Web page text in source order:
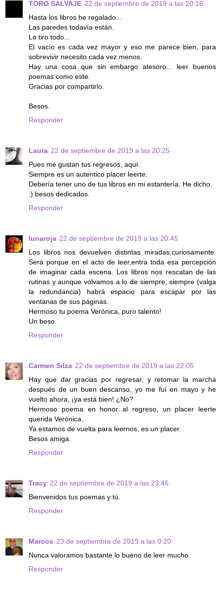
TORO SALVAJE 22 de septiembre de 2019 a las 20:16
Hasta los libros he regalado...
Las paredes todavía están.
Lo tiro todo...
El vacío es cada vez mayor y eso me parece bien, para
sobrevivir necesito cada vez menos.
Hay una cosa que sin embargo atesoro... leer buenos
poemas como este.
Gracias por compartirlo.
Besos.
Responder
Laura 22 de septiembre de 2019 a las 20:25
Pues me gustan tus regresos, aquí.
Siempre es un autentico placer leerte.
Debería tener uno de tus libros en mi estantería. He dicho.
:) besos dedicados.
Responder
lunaroja 22 de septiembre de 2019 a las 20:45
Los libros nos devuelven distintas miradas,curiosamente.
Será porque en el acto de leer,entra toda esa percepción
de imaginar cada escena. Los libros nos rescatan de las
rutinas y aunque volvamos a lo de siempre, siempre (valga
la redundancia) habrá espacio para escapar por las
ventanas de sus páginas.
Hermoso tu poema Verónica, puro talento!
Un beso.
Responder
Carmen Silza 22 de septiembre de 2019 a las 22:05
Hay que dar gracias por regresar, y retomar la marcha
después de un buen descanso, yo me fuí en mayo y he
vuelto ahora, ¡ya está bien! ¿No?
Hermoso poema en honor al regreso, un placer leerte
querida Verónica.
Ya estamos de vuelta para leernos, es un placer.
Besos amiga.
Responder
Tracy 22 de septiembre de 2019 a las 23:46
Bienvenidos tus poemas y tú.
Responder
Marcos 23 de septiembre de 2019 a las 0:20
Nunca valoramos bastante lo bueno de leer mucho.
Responder